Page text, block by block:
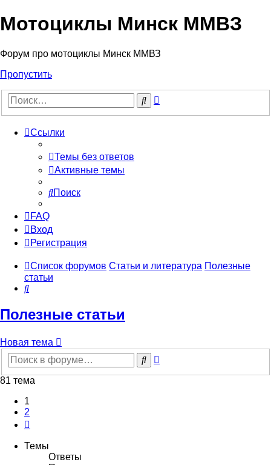
Мотоциклы Минск ММВЗ
Форум про мотоциклы Минск ММВЗ
Пропустить
Поиск
Ссылки
Темы без ответов
Активные темы
Поиск
FAQ
Вход
Регистрация
Список форумов Статьи и литература Полезные
статьи
Поиск
Полезные статьи
Новая тема
Поиск
81 тема
1
2
Темы
Ответы